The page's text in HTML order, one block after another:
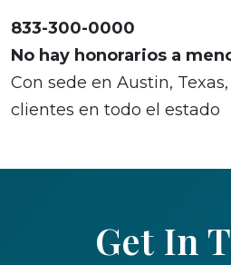
833-300-0000
No hay honorarios a
Con sede en Austin,
clientes en todo el estado
Get In